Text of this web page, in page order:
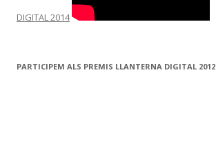
DIGITAL 2014
PARTICIPEM ALS PREMIS LLANTERNA DIGITAL 2012